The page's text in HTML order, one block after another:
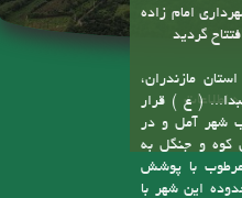
امام زاده
مازندران،
( ع ) قرار
شهر آمل و در
کوه و جنگل به
با پوشش
این شهر با
اطلاعات